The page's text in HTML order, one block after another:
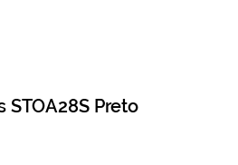
Preto |
STOA28S Preto